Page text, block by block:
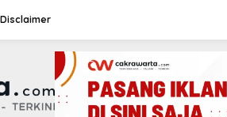
Disclaimer